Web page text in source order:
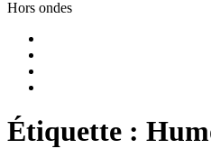
Hors ondes
Étiquette :